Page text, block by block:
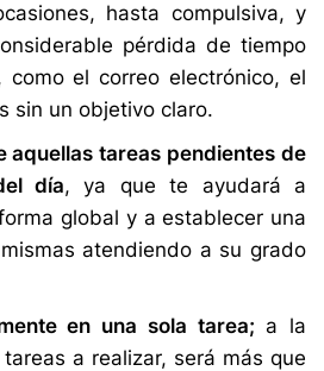
hasta compulsiva, y
pérdida de tiempo
el correo electrónico, el
sin un objetivo claro.
aquellas tareas pendientes de
día, ya que te ayudará a
global y a establecer una
atendiendo a su grado
en una sola tarea; a la
a realizar, será más que